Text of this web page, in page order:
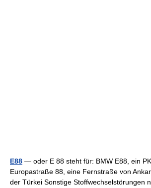
E88 — oder E 88 steht für: BMW E88, ein
Europastraße 88, eine Fernstraße von
der Türkei Sonstige Stoffwechselstörungen